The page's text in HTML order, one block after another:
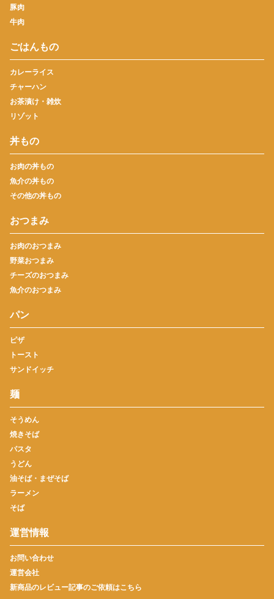
豚肉
牛肉
ごはんもの
カレーライス
チャーハン
お茶漬け・雑炊
リゾット
丼もの
お肉の丼もの
魚介の丼もの
その他の丼もの
おつまみ
お肉のおつまみ
野菜おつまみ
チーズのおつまみ
魚介のおつまみ
パン
ピザ
トースト
サンドイッチ
麺
そうめん
焼きそば
パスタ
うどん
油そば・まぜそば
ラーメン
そば
運営情報
お問い合わせ
運営会社
新商品のレビュー記事のご依頼はこちら